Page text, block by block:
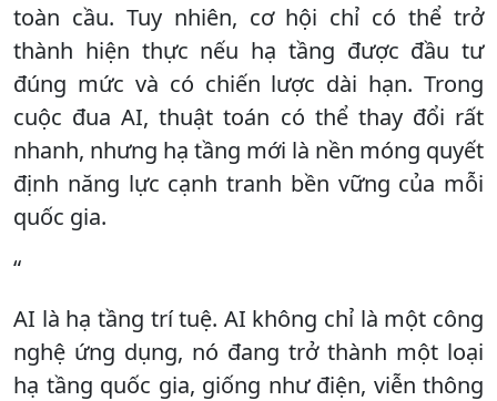
toàn cầu. Tuy nhiên, cơ hội chỉ có thể trở
thành hiện thực nếu hạ tầng được đầu tư
đúng mức và có chiến lược dài hạn. Trong
cuộc đua AI, thuật toán có thể thay đổi rất
nhanh, nhưng hạ tầng mới là nền móng quyết
định năng lực cạnh tranh bền vững của mỗi
quốc gia.
“
AI là hạ tầng trí tuệ. AI không chỉ là một công
nghệ ứng dụng, nó đang trở thành một loại
hạ tầng quốc gia, giống như điện, viễn thông